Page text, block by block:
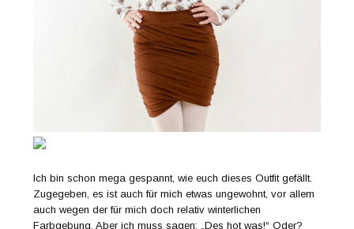
Ich bin schon mega gespannt, wie euch dieses Outfit gefällt.
Zugegeben, es ist auch für mich etwas ungewohnt, vor allem
auch wegen der für mich doch relativ winterlichen
Farbgebung. Aber ich muss sagen: „Des hot was!“ Oder?